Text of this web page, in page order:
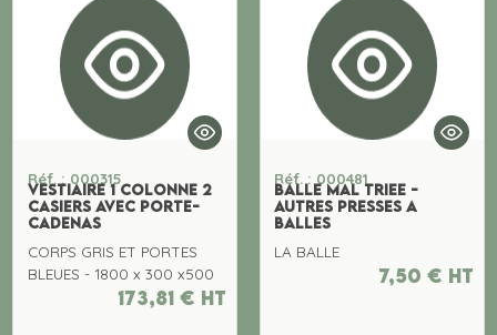
Réf. : 000315
VESTIAIRE 1 COLONNE 2
CASIERS AVEC PORTE-
CADENAS
CORPS GRIS ET PORTES
BLEUES - 1800 x 300 x500
173,81 € ht
Réf. : 000481
BALLE MAL TRIEE -
AUTRES PRESSES A
BALLES
LA BALLE
7,50 € ht